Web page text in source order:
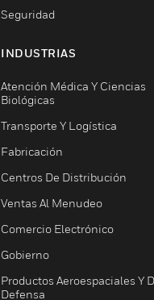
Seguridad
INDUSTRIAS
Atención Médica Y Ciencias
Biológicas
Transporte Y Logística
Fabricación
Centros De Distribución
Ventas Al Menudeo
Comercio Electrónico
Gobierno
Productos Aeroespaciales Y
Defensa